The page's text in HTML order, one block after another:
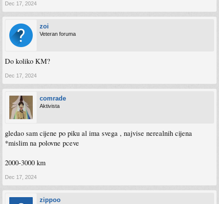
Dec 17, 2024
zoi
Veteran foruma
Do koliko KM?
Dec 17, 2024
comrade
Aktivista
gledao sam cijene po piku al ima svega , najvise nerealnih cijena
*mislim na polovne pceve
2000-3000 km
Dec 17, 2024
zippoo